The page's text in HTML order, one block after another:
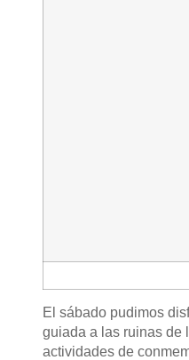
El sábado pudimos
guiada a las ruinas de
actividades de